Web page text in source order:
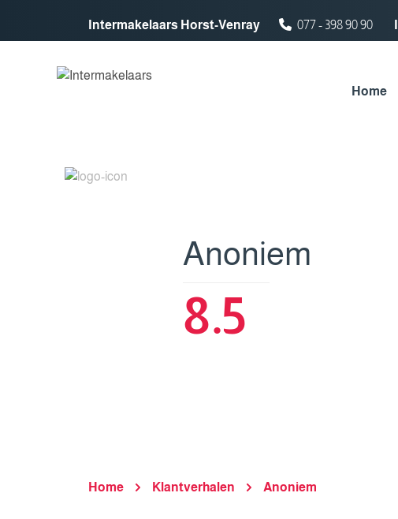
Intermakelaars Horst-Venray
077 - 398 90 90
Home
Anoniem
8.5
Home Klantverhalen Anoniem